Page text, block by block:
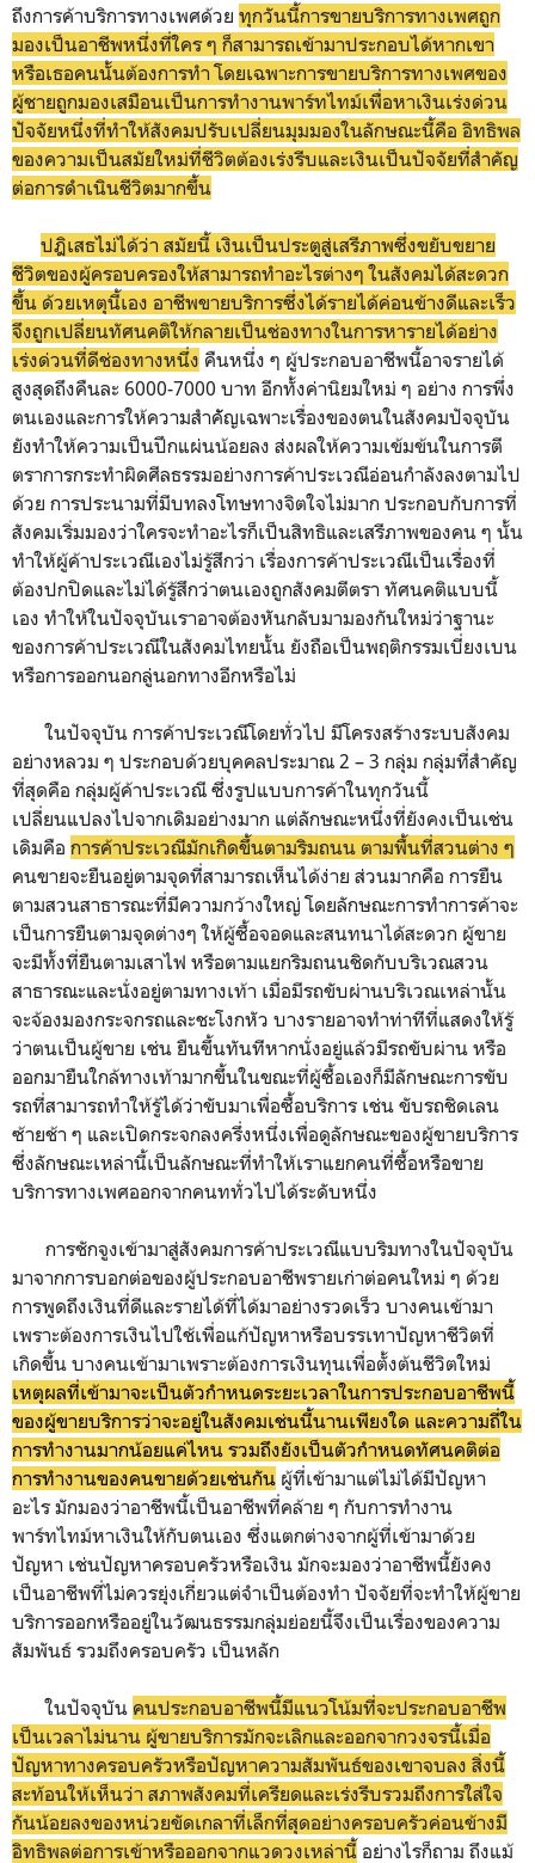
ถึงการค้าบริการทางเพศด้วย ทุกวันนี้การขายบริการทางเพศถูก
มองเป็นอาชีพหนึ่งที่ใคร ๆ ก็สามารถเข้ามาประกอบได้หากเขา
หรือเธอคนนั้นต้องการทำ โดยเฉพาะการขายบริการทางเพศของ
ผู้ชายถูกมองเสมือนเป็นการทำงานพาร์ทไทม์เพื่อหาเงินเร่งด่วน
ปัจจัยหนึ่งที่ทำให้สังคมปรับเปลี่ยนมุมมองในลักษณะนี้คือ อิทธิพล
ของความเป็นสมัยใหม่ที่ชีวิตต้องเร่งรีบและเงินเป็นปัจจัยที่สำคัญ
ต่อการดำเนินชีวิตมากขึ้น
ปฎิเสธไม่ได้ว่า สมัยนี้ เงินเป็นประตูสู่เสรีภาพซึ่งขยับขยาย
ชีวิตของผู้ครอบครองให้สามารถทำอะไรต่างๆ ในสังคมได้สะดวก
ขึ้น ด้วยเหตุนี้เอง อาชีพขายบริการซึ่งได้รายได้ค่อนข้างดีและเร็ว
จึงถูกเปลี่ยนทัศนคติให้กลายเป็นช่องทางในการหารายได้อย่าง
เร่งด่วนที่ดีช่องทางหนึ่ง คืนหนึ่ง ๆ ผู้ประกอบอาชีพนี้อาจรายได้
สูงสุดถึงคืนละ 6000-7000 บาท อีกทั้งค่านิยมใหม่ ๆ อย่าง การพึ่ง
ตนเองและการให้ความสำคััญเฉพาะเรื่องของตนในสังคมปัจจุบัน
ยังทำให้ความเป็นปึกแผ่นน้อยลง ส่งผลให้ความเข้มข้นในการตี
ตราการกระทำผิดศีลธรรมอย่างการค้าประเวณีอ่อนกำลังลงตามไป
ด้วย การประนามที่มีบทลงโทษทางจิตใจไม่มาก ประกอบกับการที่
สังคมเริ่มมองว่าใครจะทำอะไรก็เป็นสิทธิและเสรีภาพของคน ๆ นั้น
ทำให้ผู้ค้าประเวณีเองไม่รู้สึกว่า เรื่องการค้าประเวณีเป็นเรื่องที่
ต้องปกปิดและไม่ได้รู้สึกว่าตนเองถูกสังคมตีตรา ทัศนคติแบบนี้
เอง ทำให้ในปัจจุบันเราอาจต้องหันกลับมามองกันใหม่ว่าฐานะ
ของการค้าประเวณีในสังคมไทยนั้น ยังถือเป็นพฤติกรรมเบี่ยงเบน
หรือการออกนอกลู่นอกทางอีกหรือไม่
ในปัจจุบัน การค้าประเวณีโดยทั่วไป มีโครงสร้างระบบสังคม
อย่างหลวม ๆ ประกอบด้วยบุคคลประมาณ 2 – 3 กลุ่ม กลุ่มที่สำคัญ
ที่สุดคือ กลุ่มผู้ค้าประเวณี ซึ่งรูปแบบการค้าในทุกวันนี้
เปลี่ยนแปลงไปจากเดิมอย่างมาก แต่ลักษณะหนึ่งที่ยังคงเป็นเช่น
เดิมคือ การค้าประเวณีมักเกิดขึ้นตามริมถนน ตามพื้นที่สวนต่าง ๆ
คนขายจะยืนอยู่ตามจุดที่สามารถเห็นได้ง่าย ส่วนมากคือ การยืน
ตามสวนสาธารณะที่มีความกว้างใหญ่ โดยลักษณะการทำการค้าจะ
เป็นการยืนตามจุดต่างๆ ให้ผู้ซื้อจอดและสนทนาได้สะดวก ผู้ขาย
จะมีทั้งที่ยืนตามเสาไฟ หรือตามแยกริมถนนชิดกับบริเวณสวน
สาธารณะและนั่งอยู่ตามทางเท้า เมื่อมีรถขับผ่านบริเวณเหล่านั้น
จะจ้องมองกระจกรถและชะโงกหัว บางรายอาจทำท่าทีที่แสดงให้รู้
ว่าตนเป็นผู้ขาย เช่น ยืนขึ้นทันทีหากนั่งอยู่แล้วมีรถขับผ่าน หรือ
ออกมายืนใกล้ทางเท้ามากขึ้นในขณะที่ผู้ซื้อเองก็มีลักษณะการขับ
รถที่สามารถทำให้รู้ได้ว่าขับมาเพื่อซื้อบริการ เช่น ขับรถชิดเลน
ซ้ายช้า ๆ และเปิดกระจกลงครึ่งหนึ่งเพื่อดูลักษณะของผู้ขายบริการ
ซึ่งลักษณะเหล่านี้เป็นลักษณะที่ทำให้เราแยกคนที่ซื้อหรือขาย
บริการทางเพศออกจากคนททั่วไปได้ระดับหนึ่ง
การชักจูงเข้ามาสู่สังคมการค้าประเวณีแบบริมทางในปัจจุบัน
มาจากการบอกต่อของผู้ประกอบอาชีพรายเก่าต่อคนใหม่ ๆ ด้วย
การพูดถึงเงินที่ดีและรายได้ที่ได้มาอย่างรวดเร็ว บางคนเข้ามา
เพราะต้องการเงินไปใช้เพื่อแก้ปัญหาหรือบรรเทาปัญหาชีวิตที่
เกิดขึ้น บางคนเข้ามาเพราะต้องการเงินทุนเพื่อตั้งต้นชีวิตใหม่
เหตุผลที่เข้ามาจะเป็นตัวกำหนดระยะเวลาในการประกอบอาชีพนี้
ของผู้ขายบริการว่าจะอยู่ในสังคมเช่นนี้นานเพียงใด และความถี่ใน
การทำงานมากน้อยแค่ไหน รวมถึงยังเป็นตัวกำหนดทัศนคติต่อ
การทำงานของคนขายด้วยเช่นกัน ผู้ที่เข้ามาแต่ไม่ได้มีปัญหา
อะไร มักมองว่าอาชีพนี้เป็นอาชีพที่คล้าย ๆ กับการทำงาน
พาร์ทไทม์หาเงินให้กับตนเอง ซึ่งแตกต่างจากผู้ที่เข้ามาด้วย
ปัญหา เช่นปัญหาครอบครัวหรือเงิน มักจะมองว่าอาชีพนี้ยังคง
เป็นอาชีพที่ไม่ควรยุ่งเกี่ยวแต่จำเป็นต้องทำ ปัจจัยที่จะทำให้ผู้ขาย
บริการออกหรืออยู่ในวัฒนธรรมกลุ่มย่อยนี้จึงเป็นเรื่องของความ
สัมพันธ์ รวมถึงครอบครัว เป็นหลัก
ในปัจจุบัน คนประกอบอาชีพนี้มีแนวโน้มที่จะประกอบอาชีพ
เป็นเวลาไม่นาน ผู้ขายบริการมักจะเลิกและออกจากวงจรนี้เมื่อ
ปัญหาทางครอบครัวหรือปัญหาความสัมพันธ์ของเขาจบลง สิ่งนี้
สะท้อนให้เห็นว่า สภาพสังคมที่เครียดและเร่งรีบรวมถึงการใส่ใจ
กันน้อยลงของหน่วยขัดเกลาที่เล็กที่สุดอย่างครอบครัวค่อนข้างมี
อิทธิพลต่อการเข้าหรือออกจากแวดวงเหล่านี้ อย่างไรก็ถาม ถึงแม้